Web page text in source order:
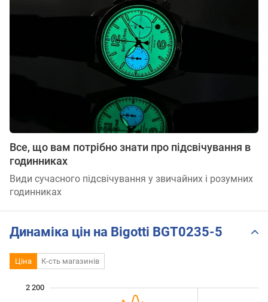
Все, що вам потрібно знати про підсвічування в
годинниках
Види сучасного підсвічування у звичайних і розумних
годинниках
Динаміка цін на Bigotti BGT0235-5
Ціна К-сть магазинів
2 200